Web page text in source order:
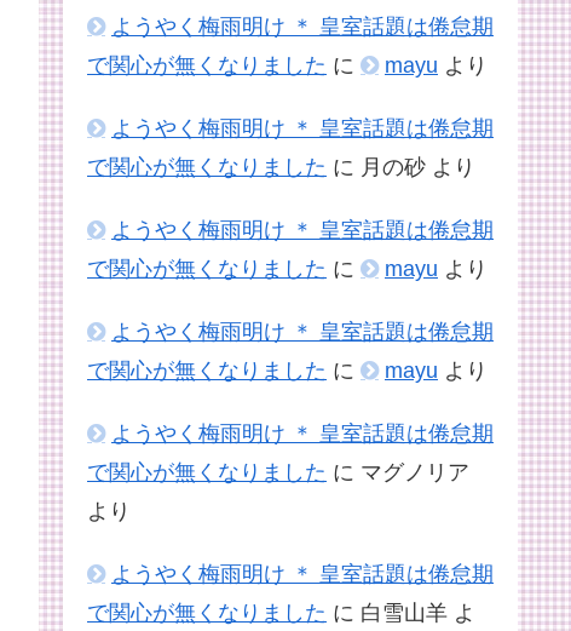
ようやく梅雨明け ＊ 皇室話題は倦怠期
で関心が無くなりました に mayu より
ようやく梅雨明け ＊ 皇室話題は倦怠期
で関心が無くなりました に 月の砂 より
ようやく梅雨明け ＊ 皇室話題は倦怠期
で関心が無くなりました に mayu より
ようやく梅雨明け ＊ 皇室話題は倦怠期
で関心が無くなりました に mayu より
ようやく梅雨明け ＊ 皇室話題は倦怠期
で関心が無くなりました に マグノリア
より
ようやく梅雨明け ＊ 皇室話題は倦怠期
で関心が無くなりました に 白雪山羊 よ